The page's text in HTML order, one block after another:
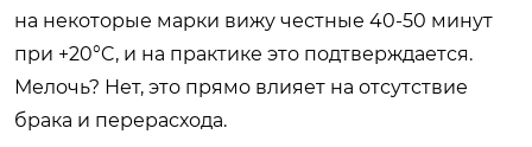
на некоторые марки вижу честные 40-50 минут
при +20°C, и на практике это подтверждается.
Мелочь? Нет, это прямо влияет на отсутствие
брака и перерасхода.